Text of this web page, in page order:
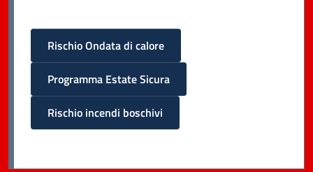
Rischio Ondata di calore
Programma Estate Sicura
Rischio incendi boschivi